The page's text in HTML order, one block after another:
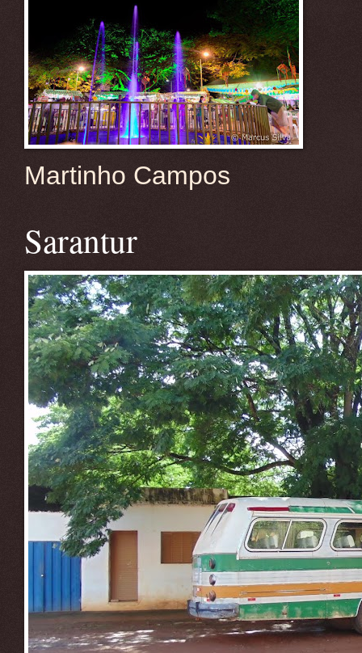
Martinho Campos
Sarantur